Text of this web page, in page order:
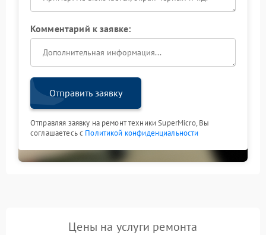
Комментарий к заявке:
Отправить заявку
Отправляя заявку на ремонт техники SuperMicro, Вы
соглашаетесь с Политикой конфиденциальности
Цены на услуги ремонта